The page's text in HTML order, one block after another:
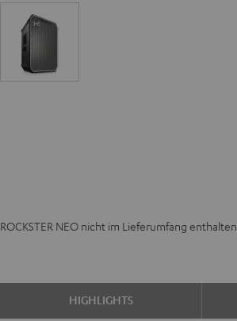
ROCKSTER NEO nicht im Lieferumfang enthalten
HIGHLIGHTS